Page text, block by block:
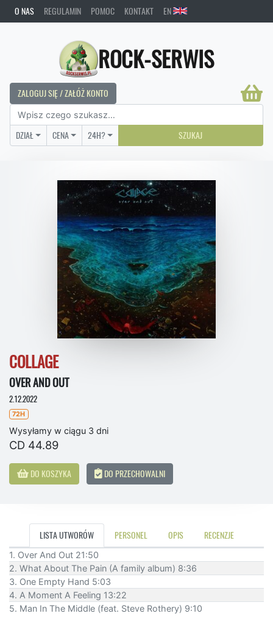
O NAS REGULAMIN POMOC KONTAKT EN
ROCK-SERWIS
ZALOGUJ SIĘ / ZAŁÓŻ KONTO
DZIAŁ CENA 24H? SZUKAJ
COLLAGE
OVER AND OUT
2.12.2022
72H
Wysyłamy w ciągu 3 dni
CD 44.89
DO KOSZYKA DO PRZECHOWALNI
LISTA UTWORÓW PERSONEL OPIS RECENZJE
1. Over And Out 21:50
2. What About The Pain (A family album) 8:36
3. One Empty Hand 5:03
4. A Moment A Feeling 13:22
5. Man In The Middle (feat. Steve Rothery) 9:10